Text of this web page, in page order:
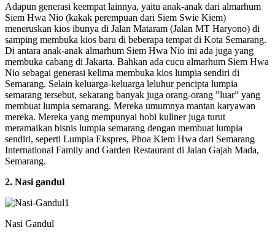
Adapun generasi keempat lainnya, yaitu anak-anak dari almarhum
Siem Hwa Nio (kakak perempuan dari Siem Swie Kiem)
meneruskan kios ibunya di Jalan Mataram (Jalan MT Haryono) di
samping membuka kios baru di beberapa tempat di Kota Semarang.
Di antara anak-anak almarhum Siem Hwa Nio ini ada juga yang
membuka cabang di Jakarta. Bahkan ada cucu almarhum Siem Hwa
Nio sebagai generasi kelima membuka kios lumpia sendiri di
Semarang. Selain keluarga-keluarga leluhur pencipta lumpia
semarang tersebut, sekarang banyak juga orang-orang ”luar” yang
membuat lumpia semarang. Mereka umumnya mantan karyawan
mereka. Mereka yang mempunyai hobi kuliner juga turut
meramaikan bisnis lumpia semarang dengan membuat lumpia
sendiri, seperti Lumpia Ekspres, Phoa Kiem Hwa dari Semarang
International Family and Garden Restaurant di Jalan Gajah Mada,
Semarang.
2. Nasi gandul
Nasi Gandul